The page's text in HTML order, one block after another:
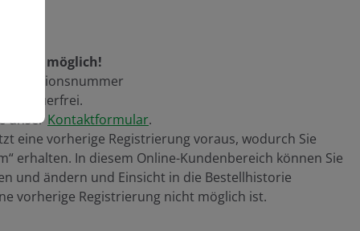
möglich!
steuerfrei.
unserKontaktformular.
eine vorherige Registrierung voraus, wodurch Sie
erhalten. In diesem Online-Kundenbereich können Sie
und ändern und Einsicht in die Bestellhistorie
vorherige Registrierung nicht möglich ist.